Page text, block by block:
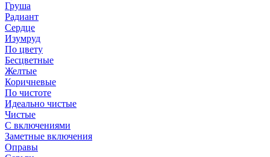
Груша
Радиант
Сердце
Изумруд
По цвету
Бесцветные
Желтые
Коричневые
По чистоте
Идеально чистые
Чистые
С включениями
Заметные включения
Оправы